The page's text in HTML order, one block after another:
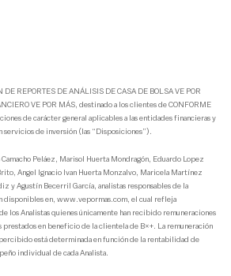
REPORTES DE ANÁLISIS DE CASA DE BOLSA VE POR
VE POR MÁS, destinado a los clientes de CONFORME
de carácter general aplicables a las entidades financieras y
servicios de inversión (las “Disposiciones”).
Peláez, Marisol Huerta Mondragón, Eduardo Lopez
Angel Ignacio Ivan Huerta Monzalvo, Maricela Martínez
y Agustín Becerril García, analistas responsables de la
disponibles en, www.vepormas.com, el cual refleja
los Analistas quienes únicamente han recibido remuneraciones
en beneficio de la clientela de B×+. La remuneración
está determinada en función de la rentabilidad de
individual de cada Analista.